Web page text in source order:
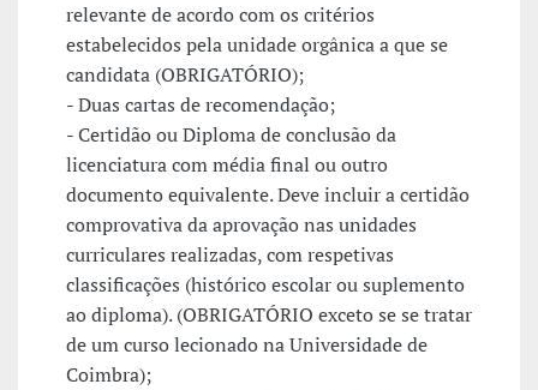
relevante de acordo com os critérios
estabelecidos pela unidade orgânica a que se
candidata (OBRIGATÓRIO);
- Duas cartas de recomendação;
- Certidão ou Diploma de conclusão da
licenciatura com média final ou outro
documento equivalente. Deve incluir a certidão
comprovativa da aprovação nas unidades
curriculares realizadas, com respetivas
classificações (histórico escolar ou suplemento
ao diploma). (OBRIGATÓRIO exceto se se tratar
de um curso lecionado na Universidade de
Coimbra);